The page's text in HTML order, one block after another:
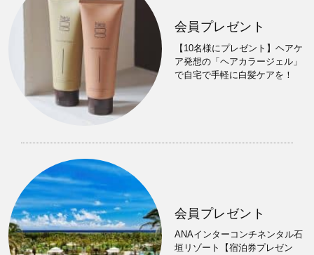
会員プレゼント
【10名様にプレゼント】ヘアケ
ア発想の「ヘアカラージェル」
で自宅で手軽に白髪ケアを！
会員プレゼント
ANAインターコンチネンタル石
垣リゾート【宿泊券プレゼン